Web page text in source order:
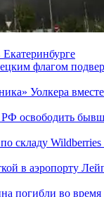
флагом
Уолкера
освободить
складу
в аэропорту
погибли во время